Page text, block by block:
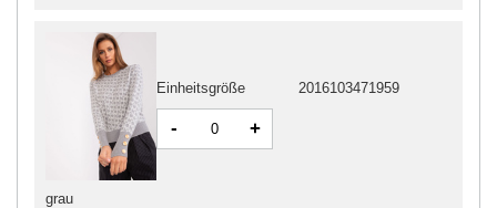
grau
Einheitsgröße 2016103471959
- +